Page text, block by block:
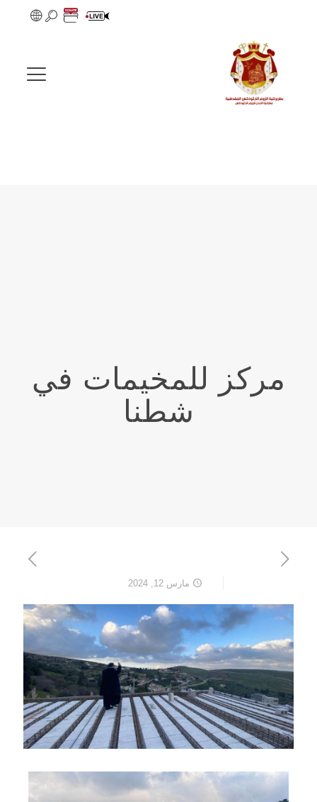
مركز للمخيمات في
شطنا
مارس 12, 2024